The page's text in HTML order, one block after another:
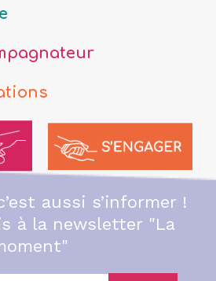
aussi s’informer !
à la newsletter "La